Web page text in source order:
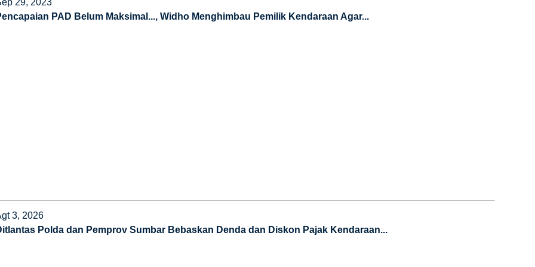
PAD Belum Maksimal..., Widho Menghimbau Pemilik Kendaraan Agar...
3, 2026
Polda dan Pemprov Sumbar Bebaskan Denda dan Diskon Pajak Kendaraan...